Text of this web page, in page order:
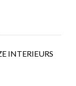
INTERIEURS